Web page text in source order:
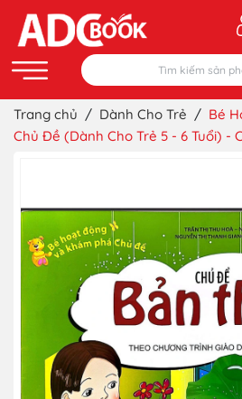
Trang chủ / Dành Cho Trẻ / Bé
Chủ Đề (Dành Cho Trẻ 5 - 6 Tuổi) -